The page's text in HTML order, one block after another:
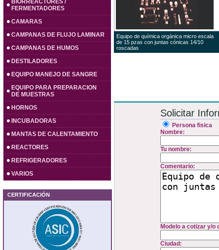
BIORREACTORES /
FERMENTADORES
CAMARAS
CAMPANAS DE FLUJO LAMINAR
CAMPANAS DE HUMOS
DESTILADORES
EQUIPO MANEJO DE SANGRE
EQUIPO PARA PREPARACION
DE MUESTRAS
HORNOS
INCUBADORAS
MANTAS DE CALENTAMIENTO
REACTORES
REFRIGERADORES
VARIOS
CERTIFICACIÓN
Equipo de química orgánica micro escala
de 15 pzas con juntas cónicas 14/10
roscadas
Solicitar
Persona fisica
Nombre:
Tu nombre:
Comentario:
Modelo a cotizar y/o
Ciudad: